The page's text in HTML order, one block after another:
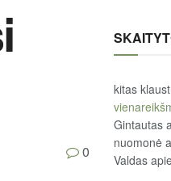
0
kitas
Gintautas
nuomonė
Valdas